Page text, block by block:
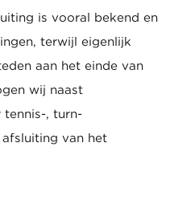
is vooral bekend en
terwijl eigenlijk
aan het einde van
wij naast
tennis-, turn-
van het